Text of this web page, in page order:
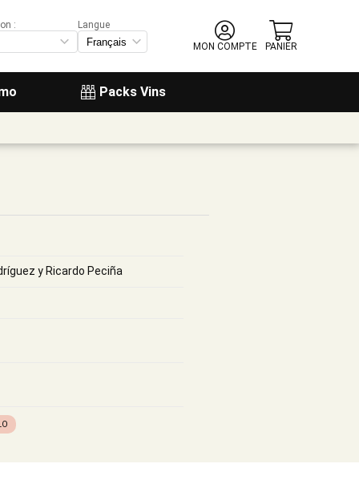
Packs Vins
:
Langue
MON COMPTE
PANIER
y Ricardo Peciña